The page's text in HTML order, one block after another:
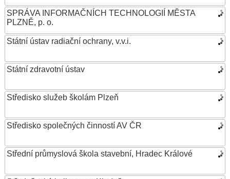
SPRÁVA INFORMAČNÍCH TECHNOLOGIÍ MĚSTA
PLZNĚ, p. o.
Státní ústav radiační ochrany, v.v.i.
Státní zdravotní ústav
Středisko služeb školám Plzeň
Středisko společných činností AV ČR
Střední průmyslová škola stavební, Hradec Králové